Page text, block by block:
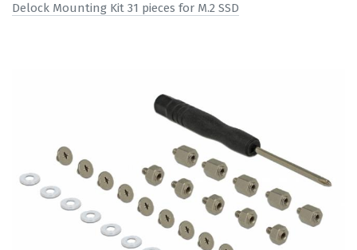
Delock Mounting Kit 31 pieces for M.2 SSD